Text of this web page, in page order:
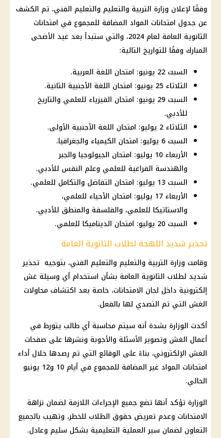
وفقًا لإعلان وزارة التربية والتعليم والتعليم الفني، تم الكشف
عن جدول امتحانات المواد المضافة للمجموع في امتحانات
الثانوية العامة لعام 2024
، والتي ستبدأ بعد عيد الأضحى
المبارك وفقًا للتواريخ التالية:
السبت 22 يونيو: امتحان اللغة العربية.
الثلاثاء 25 يونيو: امتحان اللغة الأجنبية الثانية.
السبت 29 يونيو: امتحان الفيزياء للعلمي والتاريخ
للأدبي.
الثلاثاء 2 يوليو: امتحان اللغة الأجنبية الأولى.
السبت 6 يوليو: امتحان الكيمياء والجغرافيا.
الأربعاء 10 يوليو: امتحان الجيولوجيا والجبر
والهندسة الفراغية للعلمي وعلم النفس للأدبي.
السبت 13 يوليو: امتحان التفاضل والتكامل للعلمي.
الأربعاء 17 يوليو: امتحان الأحياء للعلمي،
والاستاتيكا للعلمي، والفلسفة والمنطق للأدبي.
السبت 20 يوليو: امتحان الديناميكا للعلمي.
تحذير شديد اللهجة لطلاب الثانوية العامة
وقامت وزارة التربية والتعليم والتعليم الفني، بتوجيه تحذير
شديد لطلاب الثانوية العامة بشأن استخدام أي وسيلة غش
إلكترونية داخل لجان الامتحانات، خاصة بعد اكتشاف محاولات
الغش التي تم التصدي لها بالفعل.
أكدت الوزارة بشدة أنه سيتم محاسبة أي طالب يتورط في
أعمال الغش وتصوير الأسئلة والأجوبة ونشرها على صفحات
الغش الإلكتروني، بناءً على الوقائع التي تم رصدها خلال أداء
امتحانات
المواد غير المضافة للمجموع في أيام 10 و12 يونيو
الحالي.
الوزارة تؤكد أنها تضع جميع الإجراءات اللازمة لضمان نزاهة
الامتحانات وعدم تعريض حقوق الطلاب للخطر، وتهيب بالجميع
التعاون لضمان سير العملية التعليمية بشكل سليم وعادل.